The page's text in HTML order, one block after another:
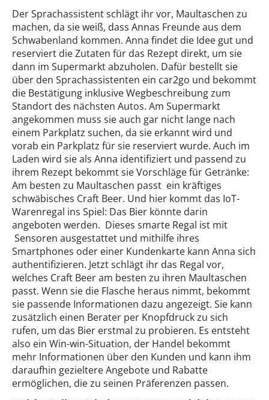
Der Sprachassistent schlägt ihr vor, Maultaschen zu
machen, da sie weiß, dass Annas Freunde aus dem
Schwabenland kommen. Anna findet die Idee gut und
reserviert die Zutaten für das Rezept direkt, um sie
dann im Supermarkt abzuholen. Dafür bestellt sie
über den Sprachassistenten ein car2go und bekommt
die Bestätigung inklusive Wegbeschreibung zum
Standort des nächsten Autos. Am Supermarkt
angekommen muss sie auch gar nicht lange nach
einem Parkplatz suchen, da sie erkannt wird und
vorab ein Parkplatz für sie reserviert wurde. Auch im
Laden wird sie als Anna identifiziert und passend zu
ihrem Rezept bekommt sie Vorschläge für Getränke:
Am besten zu Maultaschen passt ein kräftiges
schwäbisches Craft Beer. Und hier kommt das IoT-
Warenregal ins Spiel: Das Bier könnte darin
angeboten werden. Dieses smarte Regal ist mit
Sensoren ausgestattet und mithilfe ihres
Smartphones oder einer Kundenkarte kann Anna sich
authentifizieren. Jetzt schlägt ihr das Regal vor,
welches Craft Beer am besten zu ihren Maultaschen
passt. Wenn sie die Flasche heraus nimmt, bekommt
sie passende Informationen dazu angezeigt. Sie kann
zusätzlich einen Berater per Knopfdruck zu sich
rufen, um das Bier erstmal zu probieren. Es entsteht
also ein Win-win-Situation, der Handel bekommt
mehr Informationen über den Kunden und kann ihm
daraufhin gezieltere Angebote und Rabatte
ermöglichen, die zu seinen Präferenzen passen.